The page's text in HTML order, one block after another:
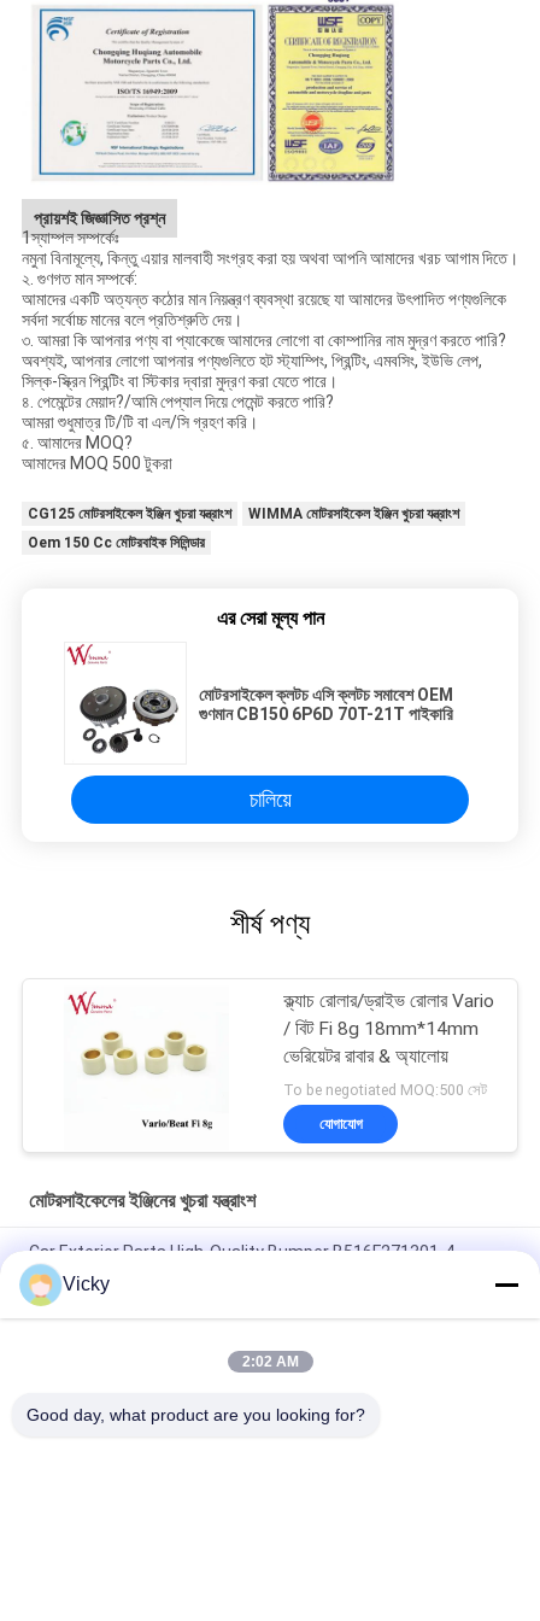
প্রায়শই জিজ্ঞাসিত প্রশ্ন
1স্যাম্পল সম্পর্কেঃ
নমুনা বিনামূল্যে, কিন্তু এয়ার মালবাহী সংগ্রহ করা হয় অথবা আপনি আমাদের খরচ আগাম দিতে।
২. গুণগত মান সম্পর্কে:
আমাদের একটি অত্যন্ত কঠোর মান নিয়ন্ত্রণ ব্যবস্থা রয়েছে যা আমাদের উৎপাদিত পণ্যগুলিকে
সর্বদা সর্বোচ্চ মানের বলে প্রতিশ্রুতি দেয়।
৩. আমরা কি আপনার পণ্য বা প্যাকেজে আমাদের লোগো বা কোম্পানির নাম মুদ্রণ করতে পারি?
অবশ্যই, আপনার লোগো আপনার পণ্যগুলিতে হট স্ট্যাম্পিং, প্রিন্টিং, এমবসিং, ইউভি লেপ,
সিল্ক-স্ক্রিন প্রিন্টিং বা স্টিকার দ্বারা মুদ্রণ করা যেতে পারে।
৪. পেমেন্টের মেয়াদ?/আমি পেপ্যাল দিয়ে পেমেন্ট করতে পারি?
আমরা শুধুমাত্র টি/টি বা এল/সি গ্রহণ করি।
৫. আমাদের MOQ?
আমাদের MOQ 500 টুকরা
CG125 মোটরসাইকেল ইঞ্জিন খুচরা যন্ত্রাংশ
WIMMA মোটরসাইকেল ইঞ্জিন খুচরা যন্ত্রাংশ
Oem 150 Cc মোটরবাইক সিলিন্ডার
এর সেরা মূল্য পান
মোটরসাইকেল ক্লটচ এসি ক্লটচ সমাবেশ OEM
গুণমান CB150 6P6D 70T-21T পাইকারি
চালিয়ে
শীর্ষ পণ্য
ক্ল্যাচ রোলার/ড্রাইভ রোলার Vario
/ বিট Fi 8g 18mm*14mm
ভেরিয়েটর রাবার & অ্যালোয়
To be negotiated MOQ:500 সেট
যোগাযোগ
মোটরসাইকেলের ইঞ্জিনের খুচরা যন্ত্রাংশ
Car Exterior Parts High-Quality Bumper B516F271301-4
CHANAN OSHAN​ Z6 Starry White
স্টার্টার মোটর হন্ডা EX5 মোটরসাইকেল ইঞ্জিন খুচরা যন্ত্রাংশ সস্তা পাইকারি উচ্চ পারফরম্যান্স
Vicky
2:02 AM
Good day, what product are you looking for?